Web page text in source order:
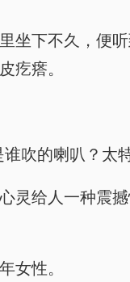
坐下不久，便
疙瘩。
吹的喇叭？太
灵给人一种震
女性。